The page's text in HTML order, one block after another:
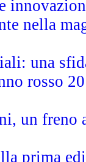
nella
una
rosso
un
prima